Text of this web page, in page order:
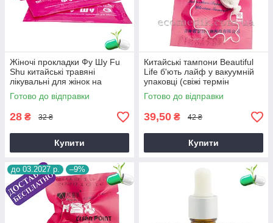
Жіночі прокладки Фу Шу Fu
Shu китайські травяні
лікувальні для жінок на
травах, свіжий строк
Готово до відправки
28 ₴ 32 ₴
Купити
Китайські тампони Beautiful
Life б'ють лайф у вакуумній
упаковці (свіжі термін
придатності до 05.2027 р.)
Готово до відправки
39,50 ₴ 42 ₴
Купити
до 03.2027 р. –9%